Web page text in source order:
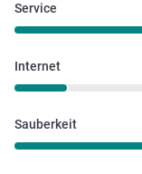
Service
Internet
Sauberkeit